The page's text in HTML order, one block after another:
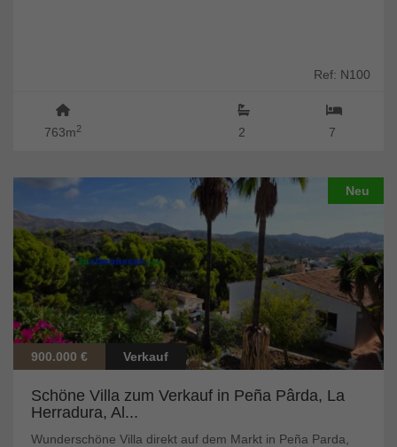
Ref: N100
763m2 7
2
Neu
900.000 € Verkauf
Schöne Villa zum Verkauf in Peña Pârda, La
Herradura, Al...
Wunderschöne Villa direkt auf dem Markt in Peña Parda,